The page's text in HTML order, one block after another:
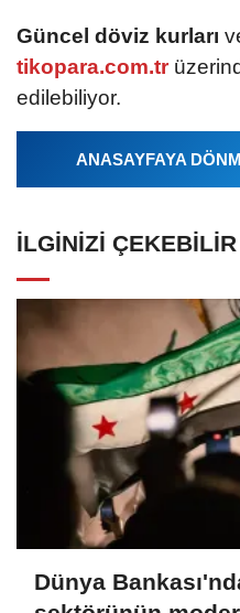
Güncel döviz kurları
tikopara.com.tr
edilebiliyor.
ANASAYFAYA
İLGINIZI ÇEKEBILIR
Dünya